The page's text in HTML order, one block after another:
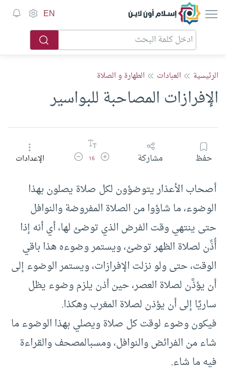
إسلام أون لاين EN
الرئيسية العبادات الطهارة و الصلاة
الإفرازات المصاحبة للبواسير
حفظ مشاركة زيادة حجم الخط
16 تقليل حجم الخطالإعدادات
أصحاب الأعذار يتوضؤون لكل صلاة يصلون بهذا
الوضوء، ما شاؤوا من الصلاة المفروضة والنوافل
حتى ينتهي وقت الفرض الذي توضئ لها، أي أنه إذا
أُذِّن لصلاة الظهر توضئ، ويستمر وضوءه هذا باقي
الوقت، حتى ولو نزلت الإفرازات، ويستمر الوضوء إلى
أن يؤذَّن لصلاة العصر، حين أذن يلزم وضوء يظل
ساريًا إلى أن يؤذن لصلاة المغرب وهكذا.
فيكون وضوء لوقت كل صلاة ويصلي بهذا الوضوء ما
شاء من الفرائض والنوافل، ومسبالمصحف والقراءة
فيه ما شاء.